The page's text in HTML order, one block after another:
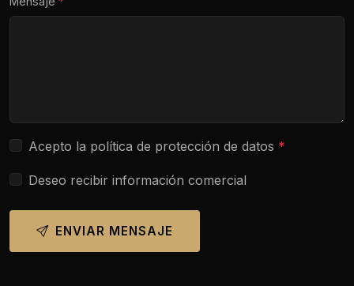
Acepto la política de protección de datos *
Deseo recibir información comercial
ENVIAR MENSAJE